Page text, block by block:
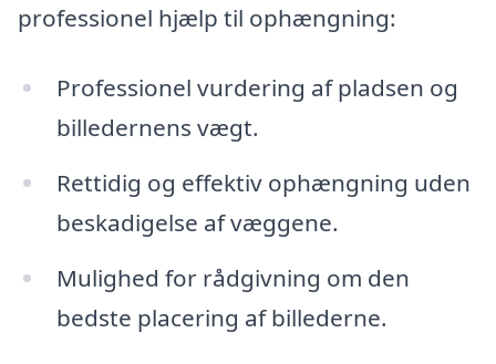
professionel hjælp til ophængning:
Professionel vurdering af pladsen og
billedernens vægt.
Rettidig og effektiv ophængning uden
beskadigelse af væggene.
Mulighed for rådgivning om den
bedste placering af billederne.